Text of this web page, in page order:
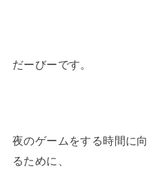
だーびーです。
夜のゲームをする時間に
るために、